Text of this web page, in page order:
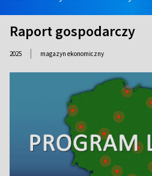
Raport gospodarczy
2025 | magazyn ekonomiczny